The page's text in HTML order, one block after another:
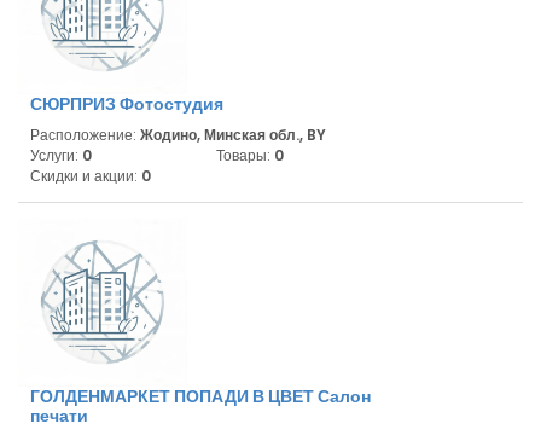
СЮРПРИЗ Фотостудия
Расположение: Жодино, Минская обл., BY
Услуги: 0 Товары: 0
Скидки и акции: 0
ГОЛДЕНМАРКЕТ ПОПАДИ В ЦВЕТ Салон
печати